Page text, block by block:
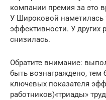
компании премия за это
У Широковой
эффективности. У других
снизилась.
Обратите внимание:
быть вознаграждено, тем
ключевых показателя
работников)«триады»